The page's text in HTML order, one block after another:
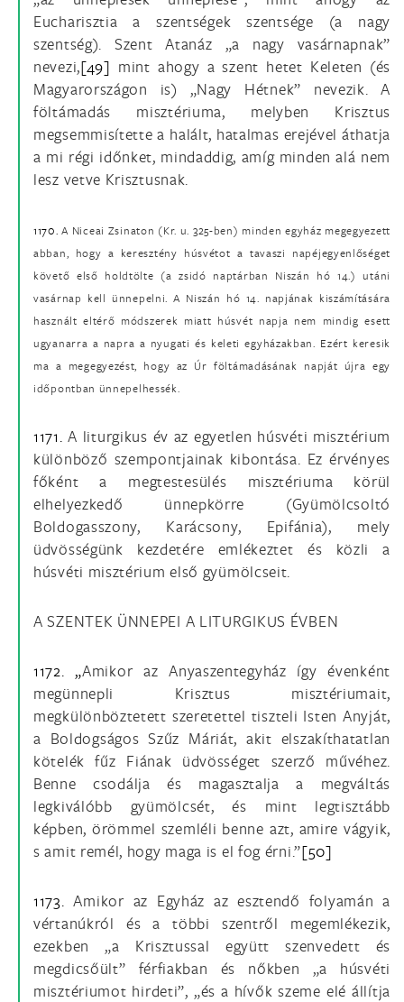
Eucharisztia a szentségek szentsége (a nagy
szentség). Szent Atanáz „a nagy vasárnapnak”
nevezi,[49] mint ahogy a szent hetet Keleten (és
Magyarországon is) „Nagy Hétnek” nevezik. A
föltámadás misztériuma, melyben Krisztus
megsemmisítette a halált, hatalmas erejével áthatja
a mi régi időnket, mindaddig, amíg minden alá nem
lesz vetve Krisztusnak.
1170.A Niceai Zsinaton (Kr. u. 325-ben) minden egyház megegyezett
abban, hogy a keresztény húsvétot a tavaszi napéjegyenlőséget
követő első holdtölte (a zsidó naptárban Niszán hó 14.) utáni
vasárnap kell ünnepelni. A Niszán hó 14. napjának kiszámítására
használt eltérő módszerek miatt húsvét napja nem mindig esett
ugyanarra a napra a nyugati és keleti egyházakban. Ezért keresik
ma a megegyezést, hogy az Úr föltámadásának napját újra egy
időpontban ünnepelhessék.
1171.A liturgikus év az egyetlen húsvéti misztérium
különböző szempontjainak kibontása. Ez érvényes
főként a megtestesülés misztériuma körül
elhelyezkedő ünnepkörre (Gyümölcsoltó
Boldogasszony, Karácsony, Epifánia), mely
üdvösségünk kezdetére emlékeztet és közli a
húsvéti misztérium első gyümölcseit.
A SZENTEK ÜNNEPEI A LITURGIKUS ÉVBEN
1172. „Amikor az Anyaszentegyház így évenként
megünnepli Krisztus misztériumait,
megkülönböztetett szeretettel tiszteli Isten Anyját,
a Boldogságos Szűz Máriát, akit elszakíthatatlan
kötelék fűz Fiának üdvösséget szerző művéhez.
Benne csodálja és magasztalja a megváltás
legkiválóbb gyümölcsét, és mint legtisztább
képben, örömmel szemléli benne azt, amire vágyik,
s amit remél, hogy maga is el fog érni.”[50]
1173.Amikor az Egyház az esztendő folyamán a
vértanúkról és a többi szentről megemlékezik,
ezekben „a Krisztussal együtt szenvedett és
megdicsőült” férfiakban és nőkben „a húsvéti
misztériumot hirdeti”, „és a hívők szeme elé állítja